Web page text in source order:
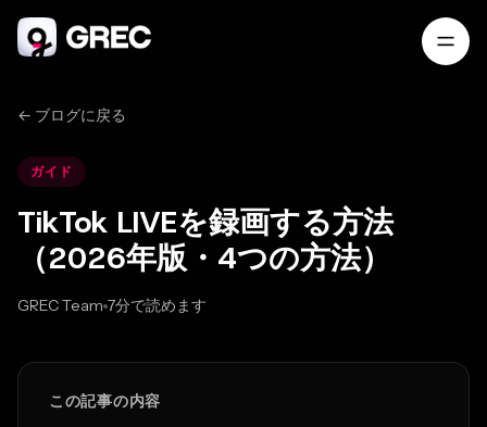
← ブログに戻る
ガイド
TikTok LIVEを録画する方法
（2026年版・4つの方法）
GREC Team 7分で読めます
Feb 17, 2026
この記事の内容